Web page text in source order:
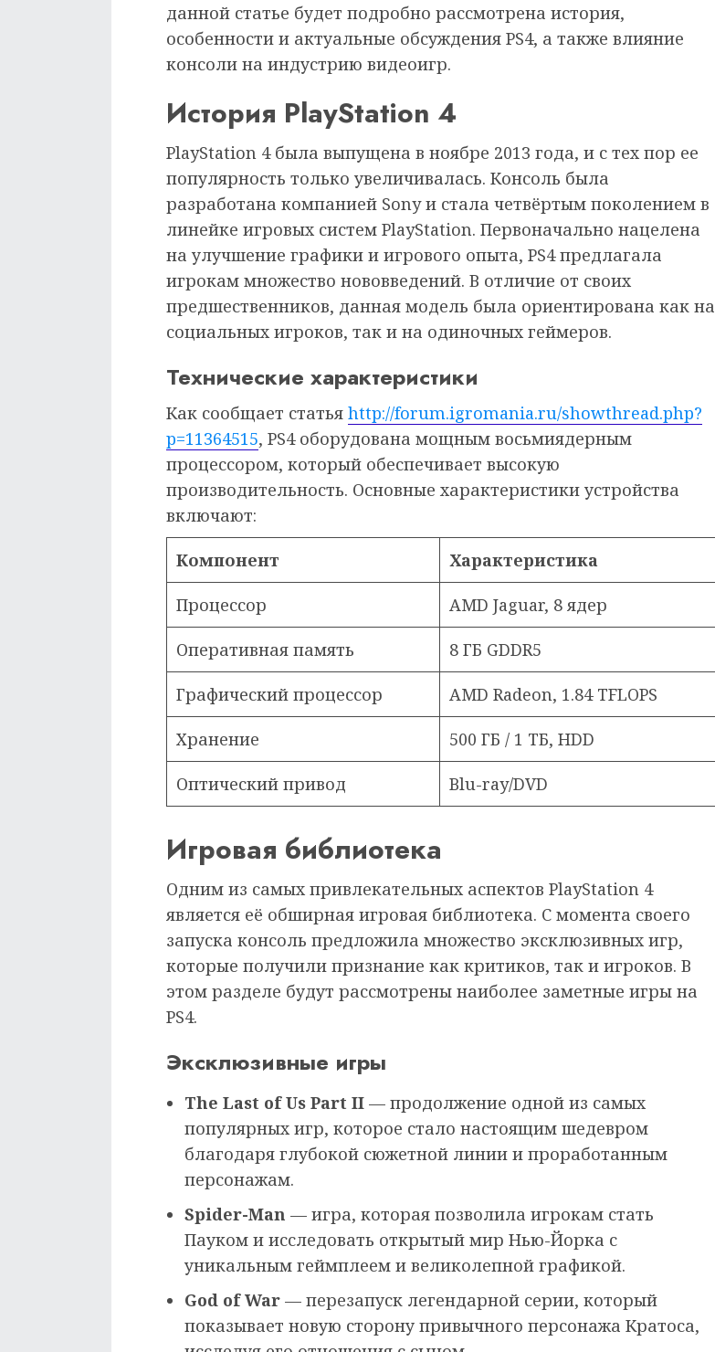
данной статье будет подробно рассмотрена история,
особенности и актуальные обсуждения PS4, а также влияние
консоли на индустрию видеоигр.
История PlayStation 4
PlayStation 4 была выпущена в ноябре 2013 года, и с тех пор ее
популярность только увеличивалась. Консоль была
разработана компанией Sony и стала четвёртым поколением в
линейке игровых систем PlayStation. Первоначально нацелена
на улучшение графики и игрового опыта, PS4 предлагала
игрокам множество нововведений. В отличие от своих
предшественников, данная модель была ориентирована как на
социальных игроков, так и на одиночных геймеров.
Технические характеристики
Как сообщает статья http://forum.igromania.ru/showthread.php?
p=11364515, PS4 оборудована мощным восьмиядерным
процессором, который обеспечивает высокую
производительность. Основные характеристики устройства
включают:
Компонент Характеристика
Процессор AMD Jaguar, 8 ядер
Оперативная память 8 ГБ GDDR5
Графический процессор AMD Radeon, 1.84 TFLOPS
Хранение 500 ГБ / 1 ТБ, HDD
Оптический привод Blu-ray/DVD
Игровая библиотека
Одним из самых привлекательных аспектов PlayStation 4
является её обширная игровая библиотека. С момента своего
запуска консоль предложила множество эксклюзивных игр,
которые получили признание как критиков, так и игроков. В
этом разделе будут рассмотрены наиболее заметные игры на
PS4.
Эксклюзивные игры
The Last of Us Part II — продолжение одной из самых
популярных игр, которое стало настоящим шедевром
благодаря глубокой сюжетной линии и проработанным
персонажам.
Spider-Man — игра, которая позволила игрокам стать
Пауком и исследовать открытый мир Нью-Йорка с
уникальным геймплеем и великолепной графикой.
God of War — перезапуск легендарной серии, который
показывает новую сторону привычного персонажа Кратоса,